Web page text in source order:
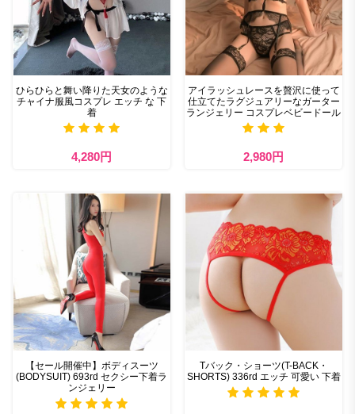
ひらひらと舞い降りた天女のような
チャイナ服風コスプレ エッチ な 下
着
4,280円
アイラッシュレースを贅沢に使って
仕立てたラグジュアリーなガーター
ランジェリー コスプレベビードール
2,980円
【セール開催中】ボディスーツ
(BODYSUIT) 693rd セクシー下着ラ
ンジェリー
Tバック・ショーツ(T-BACK・
SHORTS) 336rd エッチ 可愛い 下着